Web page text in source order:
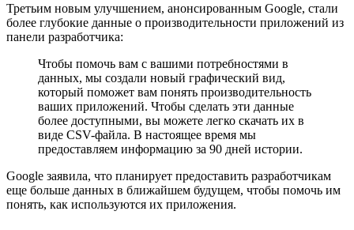
Третьим новым улучшением, анонсированным Google, стали
более глубокие данные о производительности приложений из
панели разработчика:
Чтобы помочь вам с вашими потребностями в
данных, мы создали новый графический вид,
который поможет вам понять производительность
ваших приложений. Чтобы сделать эти данные
более доступными, вы можете легко скачать их в
виде CSV-файла. В настоящее время мы
предоставляем информацию за 90 дней истории.
Google заявила, что планирует предоставить разработчикам
еще больше данных в ближайшем будущем, чтобы помочь им
понять, как используются их приложения.